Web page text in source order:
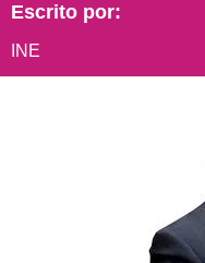
Escrito por:
INE